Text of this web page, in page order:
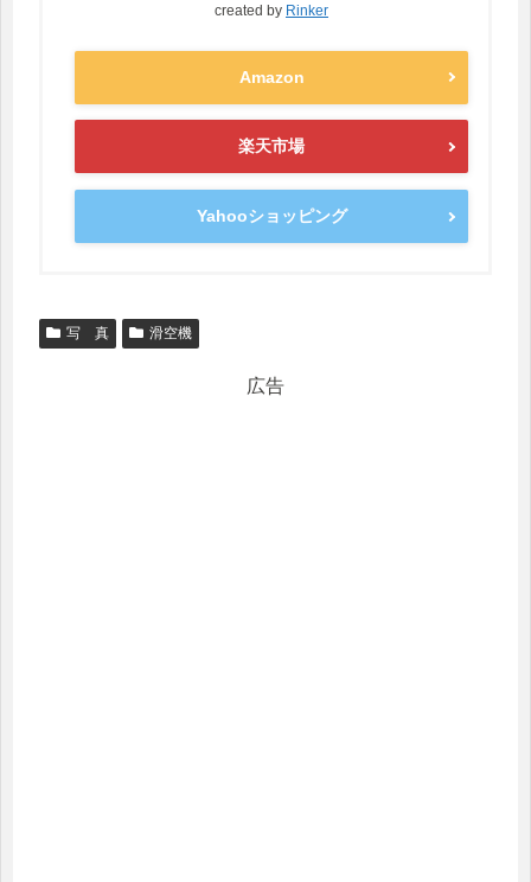
created by Rinker
Amazon
楽天市場
Yahooショッピング
写 真 滑空機
広告